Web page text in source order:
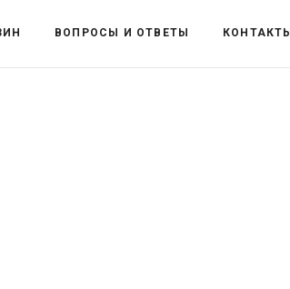
ВОПРОСЫ И ОТВЕТЫ КОНТАКТЫ